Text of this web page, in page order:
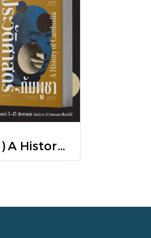
(Pre-order) A History of Cambodia ประวัติศาสตร์กัมพูชา (ฉบับปรับปรุงใหม่) / David Chandler / มติชน